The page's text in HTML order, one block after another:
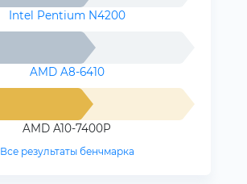
Intel Pentium N4200
AMD A8-6410
AMD A10-7400P
Все результаты бенчмарка